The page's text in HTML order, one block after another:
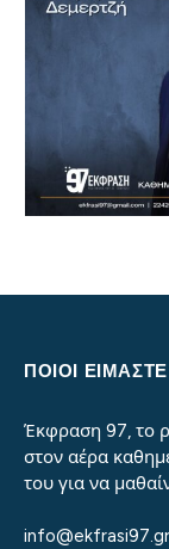
ΠΟΙΟΙ ΕΙΜΑΣΤΕ
Έκφραση 97, το
στον αέρα
του για να
info@ekfrasi97.gr